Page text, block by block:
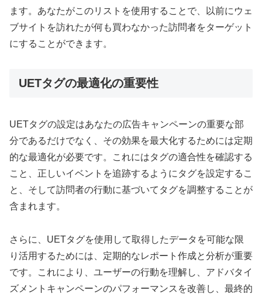
ます。あなたがこのリストを使用することで、以前にウェ
ブサイトを訪れたが何も買わなかった訪問者をターゲット
にすることができます。
UETタグの最適化の重要性
UETタグの設定はあなたの広告キャンペーンの重要な部
分であるだけでなく、その効果を最大化するためには定期
的な最適化が必要です。これにはタグの適合性を確認する
こと、正しいイベントを追跡するようにタグを設定するこ
と、そして訪問者の行動に基づいてタグを調整することが
含まれます。
さらに、UETタグを使用して取得したデータを可能な限
り活用するためには、定期的なレポート作成と分析が重要
です。これにより、ユーザーの行動を理解し、アドバタイ
ズメントキャンペーンのパフォーマンスを改善し、最終的